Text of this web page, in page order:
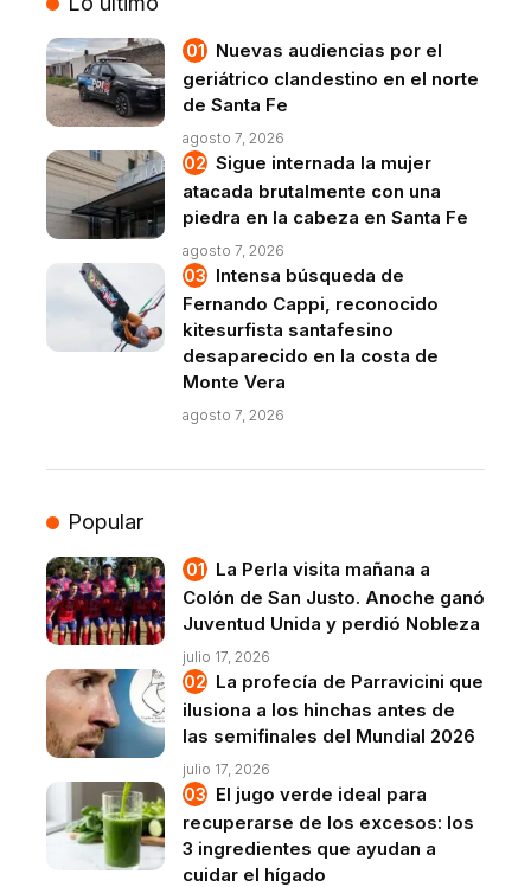
Nuevas audiencias por el
geriátrico clandestino en el norte
de Santa Fe
agosto 7, 2026
Sigue internada la mujer
atacada brutalmente con una
piedra en la cabeza en Santa Fe
agosto 7, 2026
Intensa búsqueda de
Fernando Cappi, reconocido
kitesurfista santafesino
desaparecido en la costa de
Monte Vera
agosto 7, 2026
Popular
La Perla visita mañana a
Colón de San Justo. Anoche ganó
Juventud Unida y perdió Nobleza
julio 17, 2026
La profecía de Parravicini que
ilusiona a los hinchas antes de
las semifinales del Mundial 2026
julio 17, 2026
El jugo verde ideal para
recuperarse de los excesos: los
3 ingredientes que ayudan a
cuidar el hígado